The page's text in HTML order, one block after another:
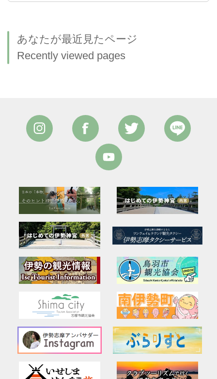
あなたが最近見たページ
Recently viewed pages